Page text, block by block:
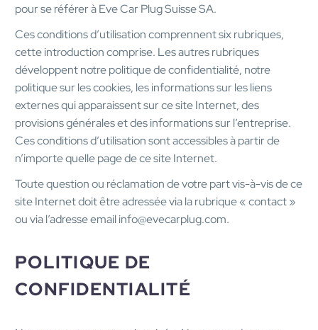
pour se référer à Eve Car Plug Suisse SA.
Ces conditions d’utilisation comprennent six rubriques,
cette introduction comprise. Les autres rubriques
développent notre politique de confidentialité, notre
politique sur les cookies, les informations sur les liens
externes qui apparaissent sur ce site Internet, des
provisions générales et des informations sur l’entreprise.
Ces conditions d’utilisation sont accessibles à partir de
n’importe quelle page de ce site Internet.
Toute question ou réclamation de votre part vis-à-vis de ce
site Internet doit être adressée via la rubrique « contact »
ou via l’adresse email info@evecarplug.com.
POLITIQUE DE
CONFIDENTIALITÉ